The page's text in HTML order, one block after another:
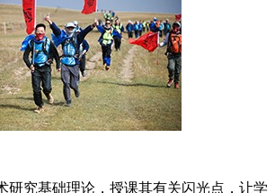
研究基础理论，授课其有关闪光点，让学